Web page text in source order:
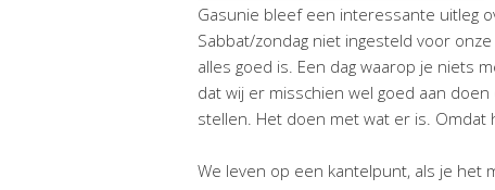
Gasunie bleef een interessante uitleg
Sabbat/zondag niet ingesteld voor
alles goed is. Een dag waarop je niets
dat wij er misschien wel goed aan
stellen. Het doen met wat er is. Omdat
We leven op een kantelpunt, als je het